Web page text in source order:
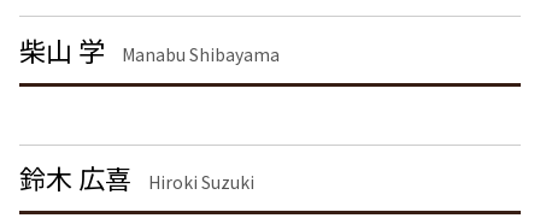
慰謝料 離婚
離婚 慰謝料 相場 年収
痴漢 逮捕 弁護士
刑事事件 民事事件 違い
脅迫罪 懲役
詐欺罪 時効
離婚 埼玉県 弁護士
企業法務 千葉県 弁護士
企業法務 栃木県 弁護士
労働問題 東京都 弁護士
労働問題 千葉県 弁護士
債権回収 東京都 弁護士
柴山 学 Manabu Shibayama
鈴木 広喜 Hiroki Suzuki